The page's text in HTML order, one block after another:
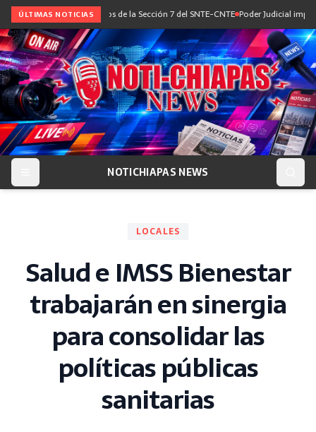
ÚLTIMAS NOTICIAS
y maestros de la Sección 7 del SNTE-CNTE Poder Judicial impone 80
NOTICHIAPAS NEWS
LOCALES
Salud e IMSS Bienestar
trabajarán en sinergia
para consolidar las
políticas públicas
sanitarias